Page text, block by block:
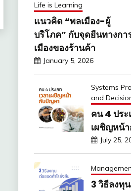
Life is Learning
แนวคิด “พลเมือง-ผู้
บริโภค” กับจุดยืนทางกา
เมืองของร้านค้า
January 5, 2026
Systems
and
คน 4 ประ
เผชิญหน้
July 25,
3 วิธีลงทุ